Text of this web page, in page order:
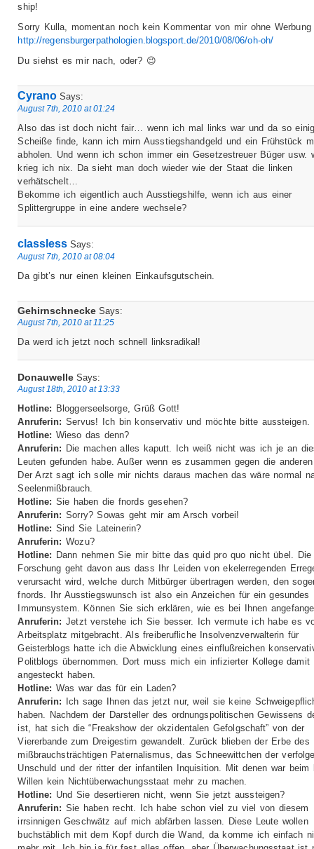
ship!
Sorry Kulla, momentan noch kein Kommentar von mir ohne
http://regensburgerpathologien.blogsport.de/2010/08/06/oh-oh/
Du siehst es mir nach, oder? 😉
Cyrano Says:
August 7th, 2010 at 01:24
Also das ist doch nicht fair… wenn ich mal links war und da so
Scheiße finde, kann ich mirn Ausstiegshandgeld und ein Frühstück
abholen. Und wenn ich schon immer ein Gesetzestreuer Büger usw.
krieg ich nix. Da sieht man doch wieder wie der Staat die linken
verhätschelt…
Bekomme ich eigentlich auch Ausstiegshilfe, wenn ich aus einer
Splittergruppe in eine andere wechsele?
classless Says:
August 7th, 2010 at 08:04
Da gibt’s nur einen kleinen Einkaufsgutschein.
Gehirnschnecke Says:
August 7th, 2010 at 11:25
Da werd ich jetzt noch schnell linksradikal!
Donauwelle Says:
August 18th, 2010 at 13:33
Hotline: Bloggerseelsorge, Grüß Gott!
Anruferin: Servus! Ich bin konservativ und möchte bitte aussteigen.
Hotline: Wieso das denn?
Anruferin: Die machen alles kaputt. Ich weiß nicht was ich je an
Leuten gefunden habe. Außer wenn es zusammen gegen die
Der Arzt sagt ich solle mir nichts daraus machen das wäre normal
Seelenmißbrauch.
Hotline: Sie haben die fnords gesehen?
Anruferin: Sorry? Sowas geht mir am Arsch vorbei!
Hotline: Sind Sie Lateinerin?
Anruferin: Wozu?
Hotline: Dann nehmen Sie mir bitte das quid pro quo nicht übel. Die
Forschung geht davon aus dass Ihr Leiden von ekelerregenden
verursacht wird, welche durch Mitbürger übertragen werden, den
fnords. Ihr Ausstiegswunsch ist also ein Anzeichen für ein gesundes
Immunsystem. Können Sie sich erklären, wie es bei Ihnen
Anruferin: Jetzt verstehe ich Sie besser. Ich vermute ich habe es
Arbeitsplatz mitgebracht. Als freiberufliche Insolvenzverwalterin für
Geisterblogs hatte ich die Abwicklung eines einflußreichen
Politblogs übernommen. Dort muss mich ein infizierter Kollege damit
angesteckt haben.
Hotline: Was war das für ein Laden?
Anruferin:
Ich sage Ihnen das jetzt nur, weil sie keine
haben. Nachdem der Darsteller des ordnungspolitischen Gewissens
ist, hat sich die “Freakshow der okzidentalen Gefolgschaft” von der
Viererbande zum Dreigestirn gewandelt. Zurück blieben der Erbe des
mißbrauchsträchtigen Paternalismus, das Schneewittchen der
Unschuld und der ritter der infantilen Inquisition. Mit denen war beim
Willen kein Nichtüberwachungsstaat mehr zu machen.
Hotline: Und Sie desertieren nicht, wenn Sie jetzt aussteigen?
Anruferin: Sie haben recht. Ich habe schon viel zu viel von diesem
irrsinnigen Geschwätz auf mich abfärben lassen. Diese Leute wollen
buchstäblich mit dem Kopf durch die Wand, da komme ich einfach